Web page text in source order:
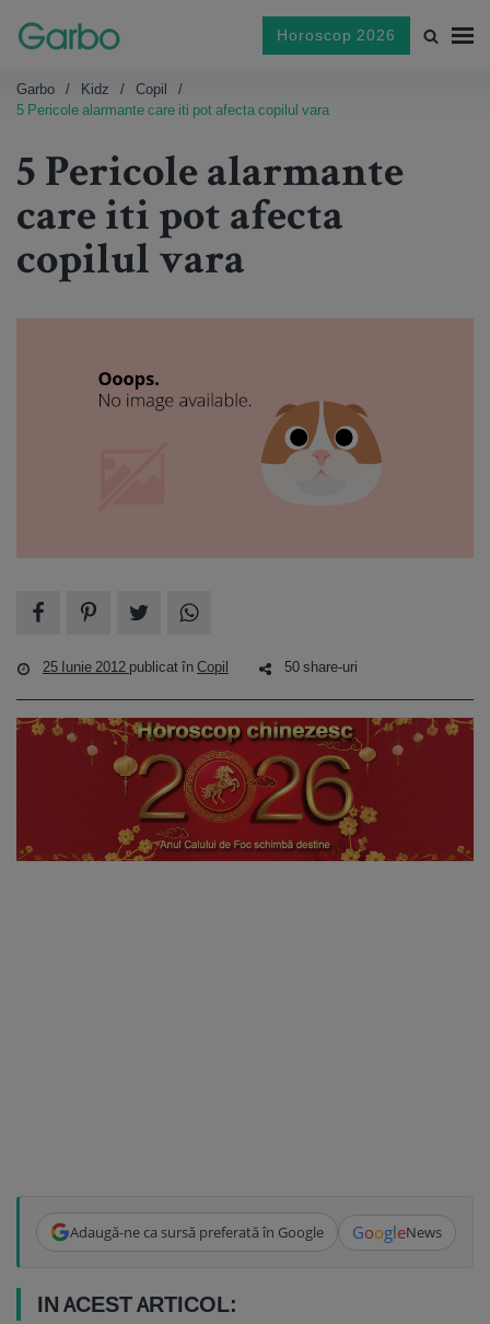
Horoscop 2026
Garbo Kidz
Copil
5 Pericole alarmante care iti pot afecta copilul vara
5 Pericole alarmante
care iti pot afecta
copilul vara
25 Iunie 2012 publicat înCopil 50 share-uri
Adaugă-ne ca sursă preferată în Google GoogleNews
IN ACEST ARTICOL: